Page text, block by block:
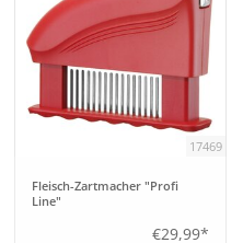
17469
Fleisch-Zartmacher "Profi
Line"
€29,99*